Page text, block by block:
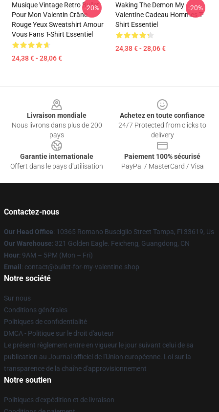
Musique Vintage Retro Bullet
Pour Mon Valentin Crâne
Rouge Yeux Sweatshirt Amour
Vous Fans T-Shirt Essentiel
24,38 € - 28,06 €
-20%
Waking The Demon My
Valentine Cadeau Hommes T-
Shirt Essentiel
24,38 € - 28,06 €
-20%
Livraison mondiale
Nous livrons dans plus de 200
pays
Achetez en toute confiance
24/7 Protected from clicks to
delivery
Garantie internationale
Offert dans le pays d'utilisation
Paiement 100% sécurisé
PayPal / MasterCard / Visa
Contactez-nous
Our Head Office: 10365 Romano Busciglio Street Tampa, Fl 33619, Us
Our Warehouse: 321 Golden Eagle. Feicheng, Guangdong, CN
Hour: 9AM – 5PM (Mon – Fri)
Email : contact@bullet-for-my-valentine.shop
Notre société
Sur nous
Conditions générales
Politiques de confidentialité
DMCA - Politique sur le droit d'auteur
Le présent règlement entre en vigueur le jour suivant celui de sa
publication au Journal officiel de l'Union européenne. Loi sur la
transparence de la chaîne d'approvisionnement
Notre soutien
Politiques d'expédition et de livraison